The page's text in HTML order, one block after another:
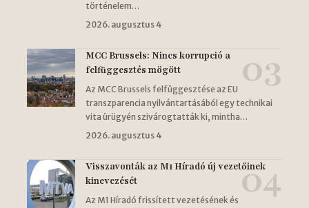
történelem…
2026. augusztus 4
MCC Brussels: Nincs korrupció a
felfüggesztés mögött
Az MCC Brussels felfüggesztése az EU
transzparencia nyilvántartásából egy technikai
vita ürügyén szivárogtatták ki, mintha…
2026. augusztus 4
Visszavonták az M1 Híradó új vezetőinek
kinevezését
Az M1 Híradó frissített vezetésének és